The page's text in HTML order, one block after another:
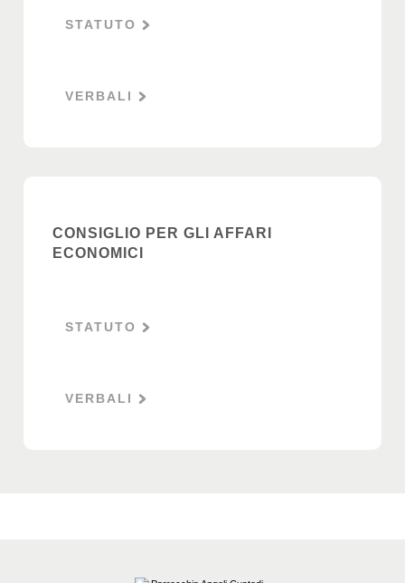
STATUTO
VERBALI
CONSIGLIO PER GLI AFFARI
ECONOMICI
STATUTO
VERBALI